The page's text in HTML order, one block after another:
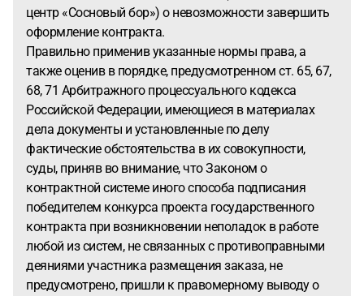
центр «Сосновый бор») о невозможности завершить
оформление контракта.
Правильно применив указанные нормы права, а
также оценив в порядке, предусмотренном ст. 65, 67,
68, 71 Арбитражного процессуального кодекса
Российской Федерации, имеющиеся в материалах
дела документы и установленные по делу
фактические обстоятельства в их совокупности,
суды, приняв во внимание, что Законом о
контрактной системе иного способа подписания
победителем конкурса проекта государственного
контракта при возникновении неполадок в работе
любой из систем, не связанных с противоправными
деяниями участника размещения заказа, не
предусмотрено, пришли к правомерному выводу о